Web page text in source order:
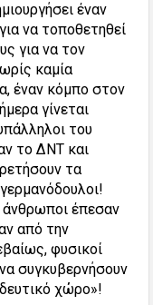
έναν
να τοποθετηθεί
για να τον
καμία
έναν κόμπο στον
γίνεται
του
το ΔΝΤ και
τα
άνθρωποι έπεσαν
από την
φυσικοί
συγκυβερνήσουν
χώρο»!